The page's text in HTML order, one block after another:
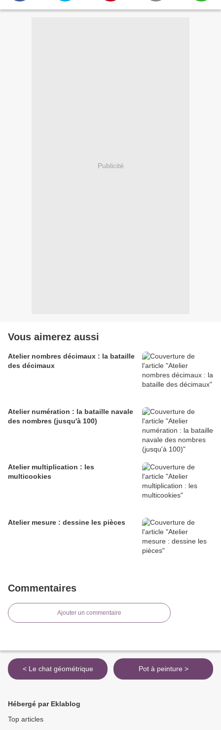
Publicité
Vous aimerez aussi
Atelier nombres décimaux : la bataille
des décimaux
Atelier numération : la bataille navale
des nombres (jusqu'à 100)
Atelier multiplication : les
multicookies
Atelier mesure : dessine les pièces
Commentaires
Ajouter un commentaire
< Le chat géométrique Pot à peinture >
Hébergé par Eklablog
Top articles